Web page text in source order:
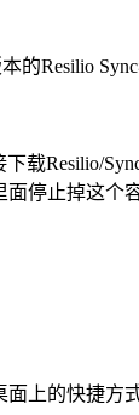
的Resilio
载Resilio/
停止掉这个
上的快捷方